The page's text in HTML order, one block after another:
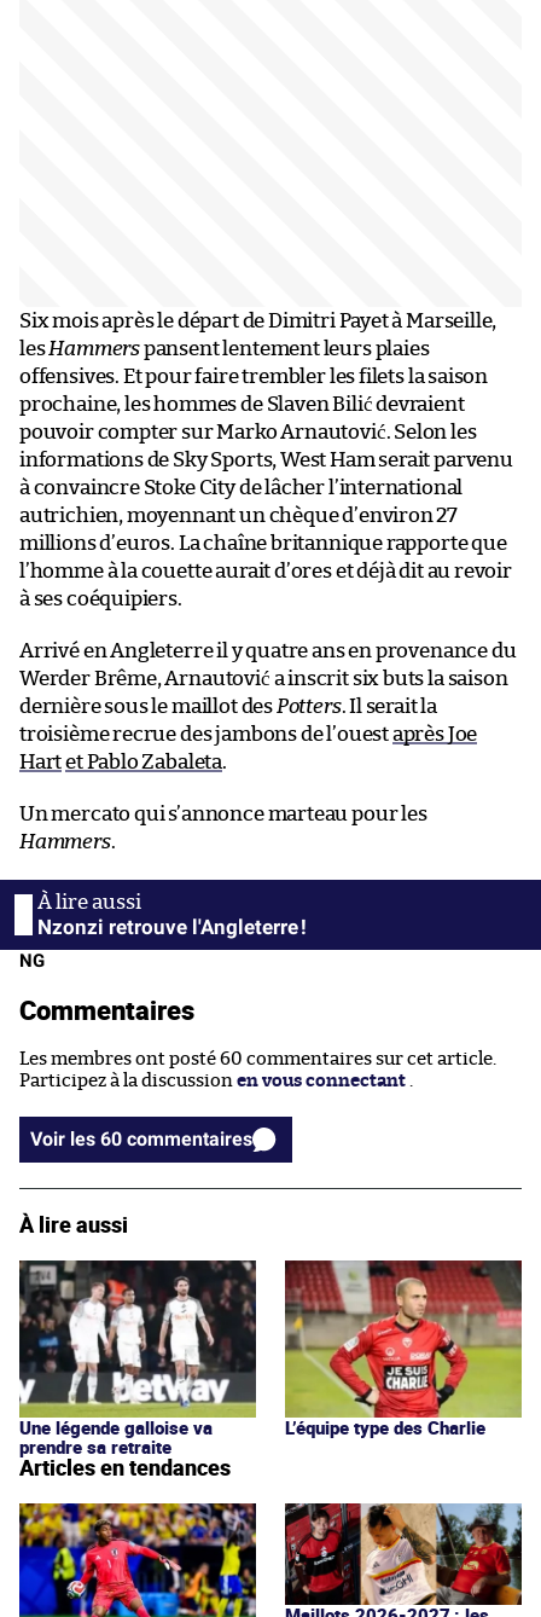
Six mois après le départ de Dimitri Payet à Marseille,
lesHammerspansent lentement leurs plaies
offensives. Et pour faire trembler les filets la saison
prochaine, les hommes de Slaven Bilić devraient
pouvoir compter sur Marko Arnautović. Selon les
informations de Sky Sports, West Ham serait parvenu
à convaincre Stoke City de lâcher l’international
autrichien, moyennant un chèque d’environ 27
millions d’euros. La chaîne britannique rapporte que
l’homme à la couette aurait d’ores et déjà dit au revoir
à ses coéquipiers.
Arrivé en Angleterre il y quatre ans en provenance du
Werder Brême, Arnautović a inscrit six buts la saison
dernière sous le maillot des Potters. Il serait la
troisième recrue des jambons de l’ouestaprès Joe
Hartet Pablo Zabaleta.
Un mercato qui s’annonce marteau pour les
Hammers.
Nzonzi retrouve l'Angleterre !
NG
Commentaires
Les membres ont posté 60 commentaires sur cet article.
Participez à la discussion en vous connectant
Voir les 60 commentaires
À lire aussi
Une légende galloise va
prendre sa retraite
L’équipe type des Charlie
Articles en tendances